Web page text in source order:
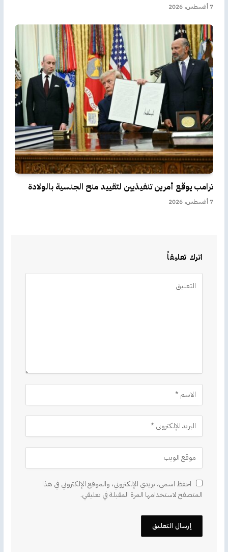
7 أغسطس، 2026
ترامب يوقع أمرين تنفيذيين لتقييد منح الجنسية بالولادة
7 أغسطس، 2026
اترك تعليقاً
احفظ اسمي، بريدي الإلكتروني، والموقع الإلكتروني في هذا
المتصفح لاستخدامها المرة المقبلة في تعليقي.